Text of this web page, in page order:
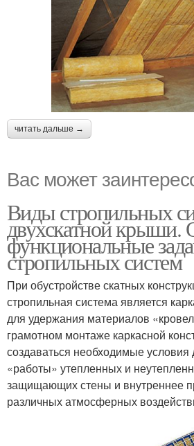
читать дальше →
Вас может
Виды стропильных
двухскатной крыши.
функциональные
стропильных систем
При обустройстве скатных
стропильная система является
для удержания материалов
грамотном монтаже каркасной
создаваться необходимые условия
«работы» утепленных и
защищающих стены и внутреннее
различных атмосферных